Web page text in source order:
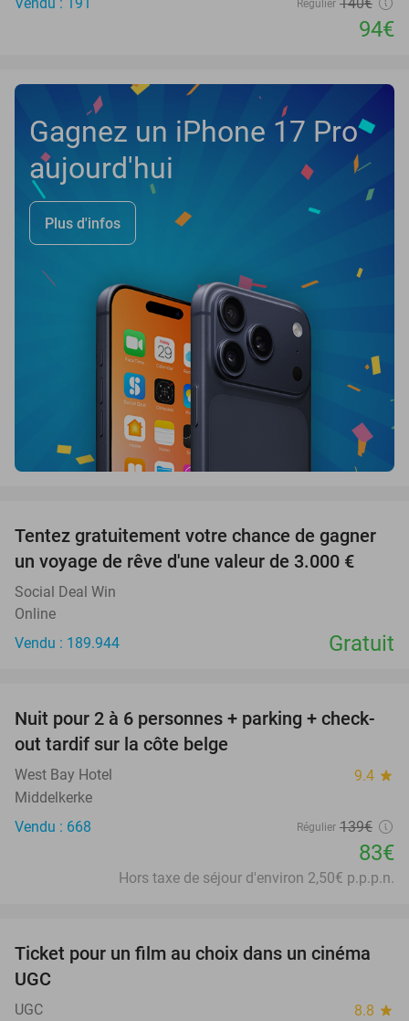
Régulier
94€
Gagnez un iPhone 17 Pro
aujourd'hui
Plus d'infos
Tentez gratuitement votre chance de gagner
un voyage de rêve d'une valeur de 3.000 €
Social Deal Win
Online
Vendu : 189.944
Gratuit
40%
Nuit pour 2 à 6 personnes + parking + check-
out tardif sur la côte belge
West Bay Hotel 9.4 star
Middelkerke
Vendu : 668
Régulier 139€
83€
Hors taxe de séjour d'environ 2,50€ p.p.p.n.
38%
Ticket pour un film au choix dans un cinéma
UGC
UGC 8.8 star